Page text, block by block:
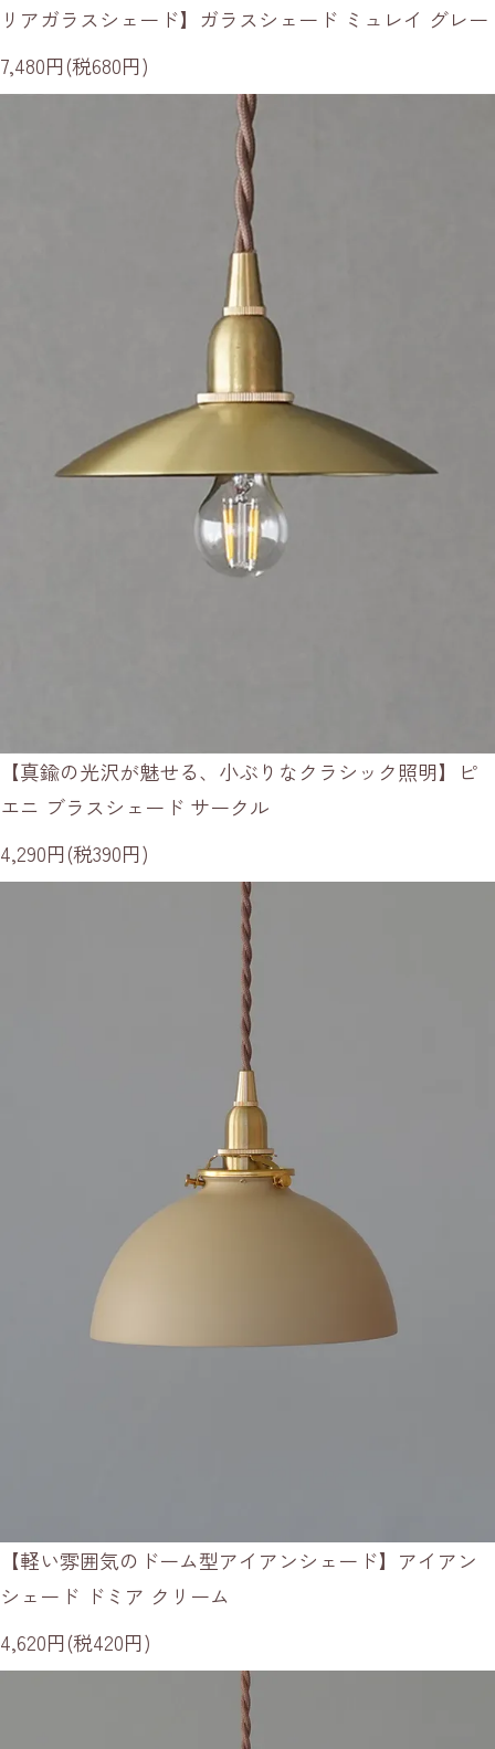
リアガラスシェード】ガラスシェード ミュレイ グレー
7,480円(税680円)
【真鍮の光沢が魅せる、小ぶりなクラシック照明】ピ
エニ ブラスシェード サークル
4,290円(税390円)
【軽い雰囲気のドーム型アイアンシェード】アイアン
シェード ドミア クリーム
4,620円(税420円)